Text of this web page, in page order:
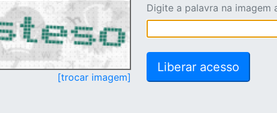
[trocar imagem]
Digite a palavra na imagem